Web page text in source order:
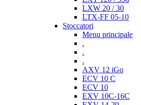
LXW 20 / 30
LTX-FF 05-10
Stoccatori
Menu principale
.
.
.
AXV 12 iGo
ECV 10 C
ECV 10
EXV 10C-16C